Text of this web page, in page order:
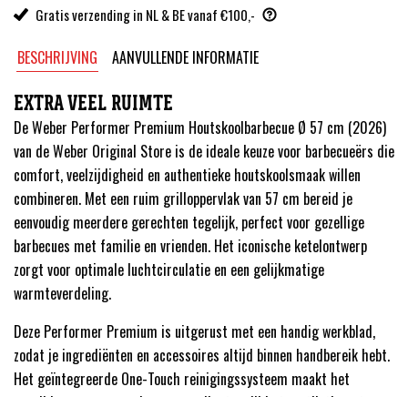
Gratis verzending in NL & BE vanaf €100,-
BESCHRIJVING AANVULLENDE INFORMATIE
EXTRA VEEL RUIMTE
De Weber Performer Premium Houtskoolbarbecue Ø 57 cm (2026)
van de Weber Original Store is de ideale keuze voor barbecueërs die
comfort, veelzijdigheid en authentieke houtskoolsmaak willen
combineren. Met een ruim grilloppervlak van 57 cm bereid je
eenvoudig meerdere gerechten tegelijk, perfect voor gezellige
barbecues met familie en vrienden. Het iconische ketelontwerp
zorgt voor optimale luchtcirculatie en een gelijkmatige
warmteverdeling.
Deze Performer Premium is uitgerust met een handig werkblad,
zodat je ingrediënten en accessoires altijd binnen handbereik hebt.
Het geïntegreerde One-Touch reinigingssysteem maakt het